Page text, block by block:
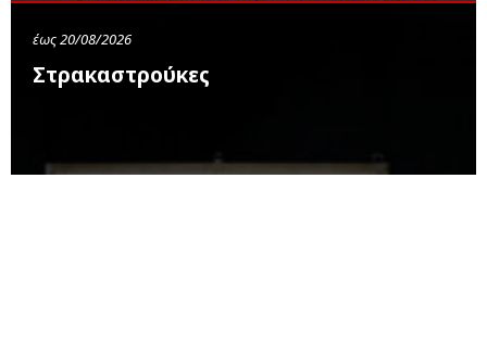
έως 20/08/2026
Στρακαστρούκες